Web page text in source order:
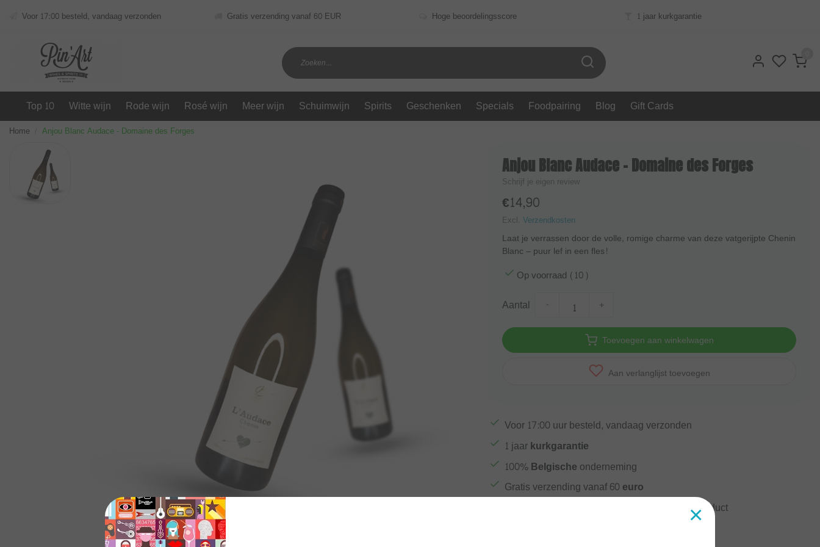
Voor 17:00 besteld, vandaag verzonden Gratis verzending vanaf 60 EUR Hoge beoordelingsscore 1 jaar kurkgarantie
Top 10 Witte wijn Rode wijn Rosé wijn Meer wijn Schuimwijn Spirits Geschenken Specials Foodpairing Blog Gift Cards
Home Anjou Blanc Audace - Domaine des Forges
Afbeelding vergroten
Anjou Blanc Audace - Domaine des Forges
Schrijf je eigen review
€14,90
Excl. Verzendkosten
Laat je verrassen door de volle, romige charme van deze vatgerijpte Chenin
Blanc – puur lef in een fles!
Op voorraad (10)
Aantal +
Toevoegen aan winkelwagen
Aan verlanglijst toevoegen
Voor 17:00 uur besteld, vandaag verzonden
1 jaarkurkgarantie
100%Belgische onderneming
Gratis verzending vanaf60 euro
Neem contact op over dit product
×